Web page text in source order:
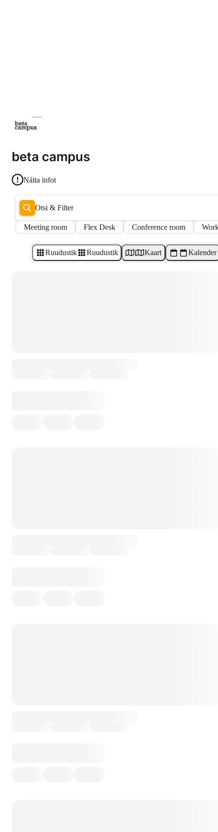
beta campus
Näita infot
Otsi & Filter
Meeting room Flex Desk Conference room
Ruudustik Ruudustik Kaart Kalender